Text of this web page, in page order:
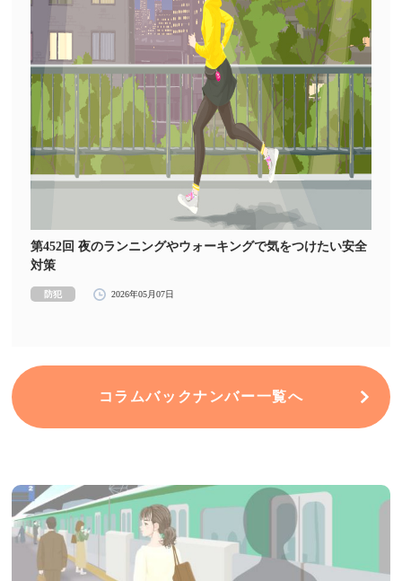
第452回 夜のランニングやウォーキングで気をつけたい安全
対策
防犯 2026年05月07日
コラムバックナンバー一覧へ